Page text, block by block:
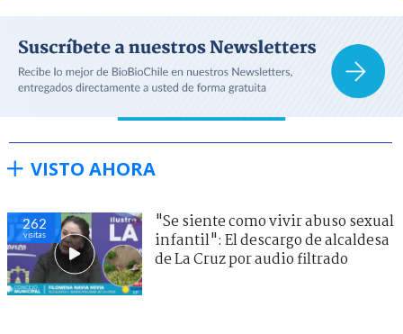
VISTO AHORA
262
visitas
"Se siente como vivir abuso sexual
infantil": El descargo de alcaldesa
de La Cruz por audio filtrado